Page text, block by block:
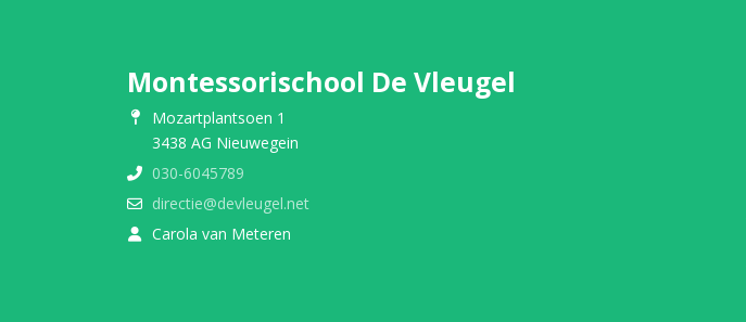
Montessorischool De Vleugel
Mozartplantsoen 1
3438 AG Nieuwegein
030-6045789
directie@devleugel.net
Carola van Meteren